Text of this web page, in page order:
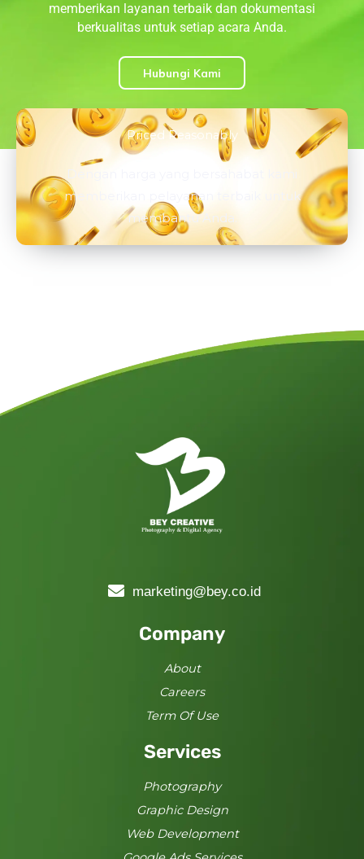
memberikan layanan terbaik dan dokumentasi
berkualitas untuk setiap acara Anda.
Hubungi Kami
Priced Reasonably
Dengan harga yang bersahabat kami
memberikan pelayanan terbaik untuk
membantu Anda.
marketing@bey.co.id
Company
About
Careers
Term Of Use
Services
Photography
Graphic Design
Web Development